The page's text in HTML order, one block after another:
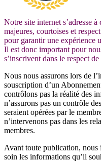
Notre site internet s’adresse
majeures, courtoises et
pour garantir une expérience
Il est donc important pour
s’inscrivent dans le respect
Nous nous assurons lors de
souscription d’un
contrôlons pas la réalité des
n’assurons pas un contrôle
seraient opérées par le
n’intervenons pas dans les
membres.
Avant toute publication, nous
soin les informations qu’il